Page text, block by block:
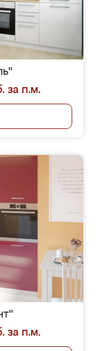
за п.м.
за п.м.